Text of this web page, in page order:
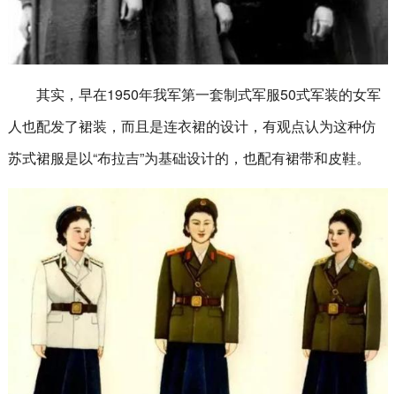
其实，早在1950年我军第一套制式军服50式军装的女军
人也配发了裙装，而且是连衣裙的设计，有观点认为这种仿
苏式裙服是以“布拉吉”为基础设计的，也配有裙带和皮鞋。